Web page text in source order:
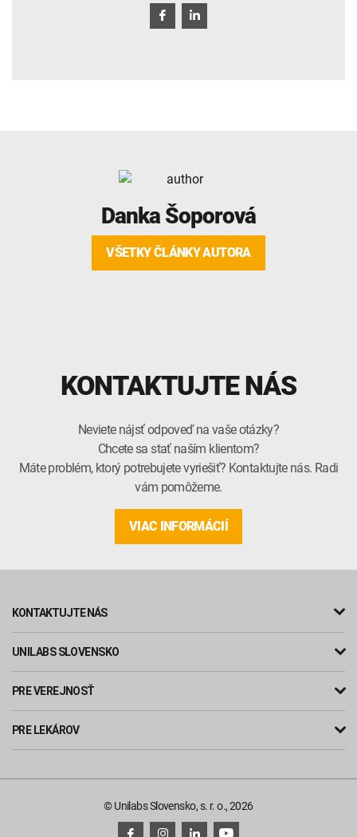
Danka Šoporová
VŠETKY ČLÁNKY AUTORA
KONTAKTUJTE NÁS
Neviete nájsť odpoveď na vaše otázky?
Chcete sa stať naším klientom?
Máte problém, ktorý potrebujete vyriešiť? Kontaktujte nás. Radi
vám pomôžeme.
VIAC INFORMÁCIÍ
KONTAKTUJTE NÁS
UNILABS SLOVENSKO
PRE VEREJNOSŤ
PRE LEKÁROV
© Unilabs Slovensko, s. r. o., 2026